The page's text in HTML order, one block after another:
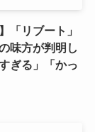
「リブート」
味方が判明し
ぎる」「かっ